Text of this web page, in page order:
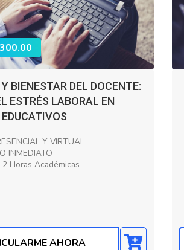
BIENESTAR DEL DOCENTE:
ESTRÉS LABORAL EN
Y VIRTUAL
INMEDIATO
2 Horas Académicas
AHORA